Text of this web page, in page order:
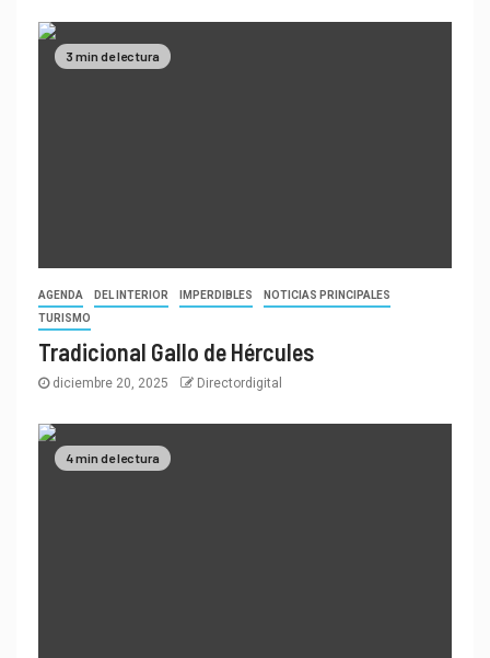
3 min de lectura
AGENDA DEL INTERIOR IMPERDIBLES
NOTICIAS PRINCIPALES
TURISMO
Tradicional Gallo de Hércules
diciembre 20, 2025 Directordigital
4 min de lectura